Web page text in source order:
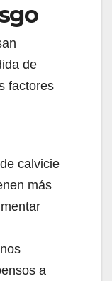
de
factores
calvicie
más
a